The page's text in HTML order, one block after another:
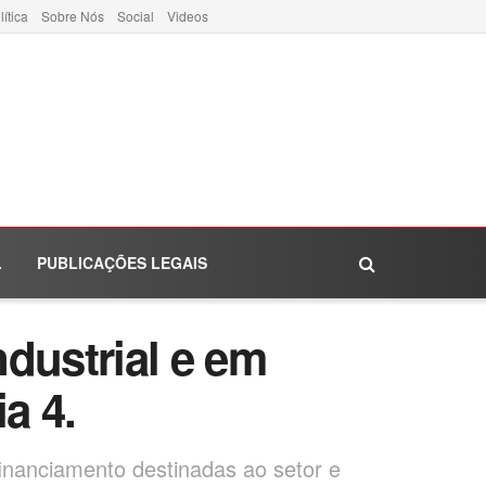
Sobre Nós Social Videos
PUBLICAÇÕES LEGAIS
e em
4.
destinadas ao setor e